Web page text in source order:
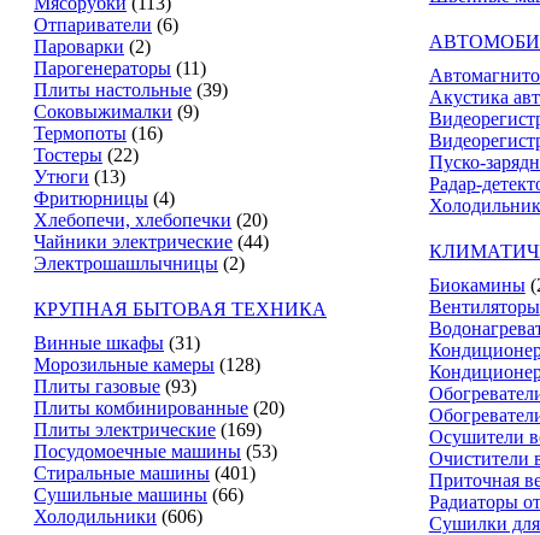
Отпариватели (6)
Пароварки (2)
Парогенераторы (11)
Плиты настольные (39)
Соковыжималки (9)
Термопоты (16)
Тостеры (22)
Утюги (13)
Фритюрницы (4)
Хлебопечи, хлебопечки (20)
Чайники электрические (44)
Электрошашлычницы (2)
КРУПНАЯ БЫТОВАЯ ТЕХНИКА
Винные шкафы (31)
Морозильные камеры (128)
Плиты газовые (93)
Плиты комбинированные (20)
Плиты электрические (169)
Посудомоечные машины (53)
Стиральные машины (401)
Сушильные машины (66)
Холодильники (606)
Акустика
Пуско-
Радар-
Биокамины
Вентиляторы
Осушители
Очистители
Приточная
Радиаторы
Сушилки